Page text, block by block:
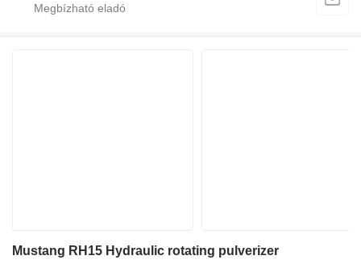
Mustang RH15 Hydraulic rotating pulverizer